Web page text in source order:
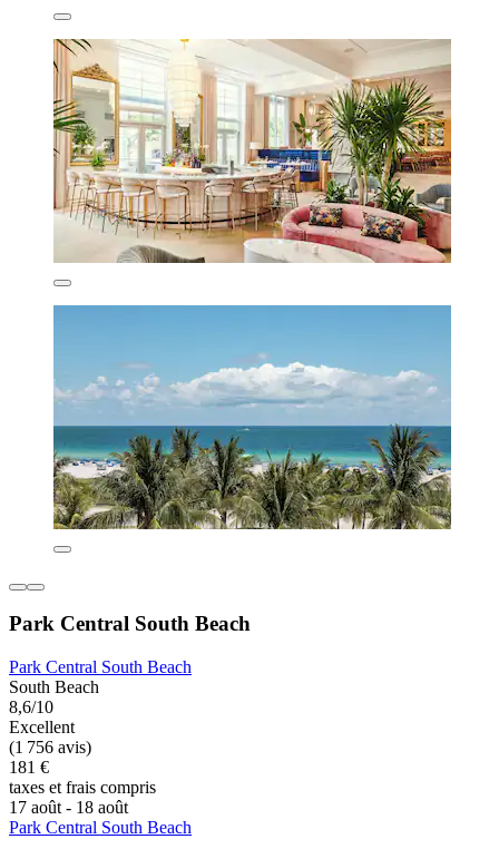
Park Central South Beach
Park Central South Beach
South Beach
8,6/10
Excellent
(1 756 avis)
181 €
taxes et frais compris
17 août - 18 août
Park Central South Beach